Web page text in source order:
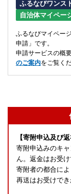
ふるなびワンス
自治体マイペー
ふるなびマイペー
申請」です。
申請サービスの概
のご案内をご覧く
【寄附申込及び
寄附申込みのキ
ん。返金はお受
寄附者の都合に
再送はお受けで